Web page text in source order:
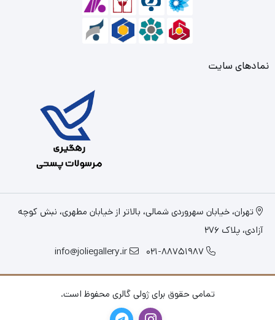
نمادهای سایت
تهران، خیابان سهروردی شمالی، بالاتر از خیابان مطهری، نبش کوچه
آزادی، پلاک 276
021-88751987
info@joliegallery.ir
تمامی حقوق برای ژولی گالری محفوظ است.